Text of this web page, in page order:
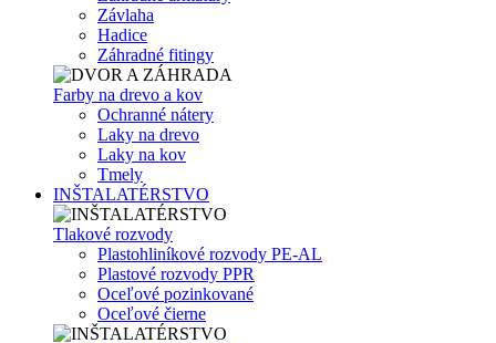
Závlaha
Hadice
Záhradné fitingy
Farby na drevo a kov
Ochranné nátery
Laky na drevo
Laky na kov
Tmely
INŠTALATÉRSTVO
Tlakové rozvody
Plastohliníkové rozvody PE-AL
Plastové rozvody PPR
Oceľové pozinkované
Oceľové čierne